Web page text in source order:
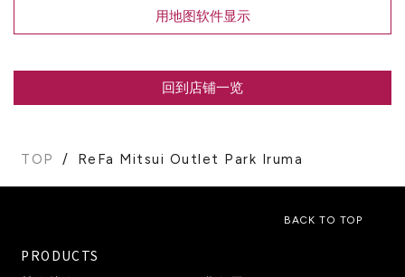
用地图软件显示
回到店铺一览
TOP ReFa Mitsui Outlet Park Iruma
BACK TO TOP
PRODUCTS